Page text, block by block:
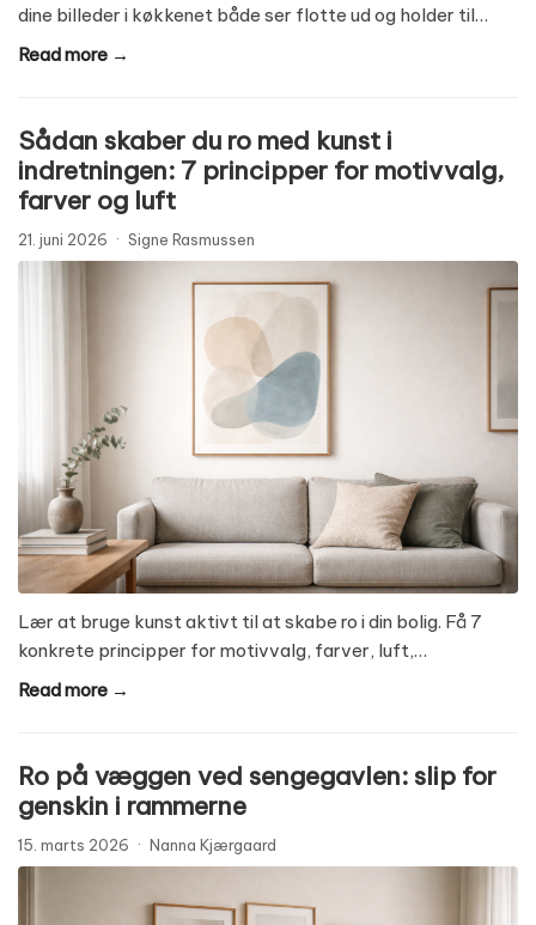
dine billeder i køkkenet både ser flotte ud og holder til…
Read more →
Sådan skaber du ro med kunst i
indretningen: 7 principper for motivvalg,
farver og luft
21. juni 2026 · Signe Rasmussen
Lær at bruge kunst aktivt til at skabe ro i din bolig. Få 7
konkrete principper for motivvalg, farver, luft,…
Read more →
Ro på væggen ved sengegavlen: slip for
genskin i rammerne
15. marts 2026 · Nanna Kjærgaard